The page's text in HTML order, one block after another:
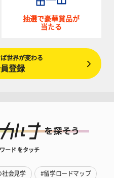
抽選で豪華賞品が
当たる
世界が変わる
登録
ード をタッチ
社会見学 #留学ロードマップ